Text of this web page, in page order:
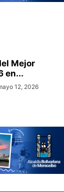
Mejor
en...
12, 2026